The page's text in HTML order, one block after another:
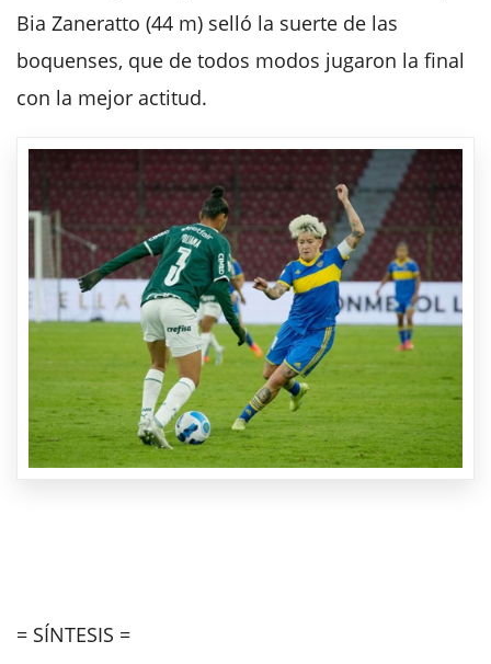
Bia Zaneratto (44 m) selló la suerte de las
boquenses, que de todos modos jugaron la final
con la mejor actitud.
= SÍNTESIS =